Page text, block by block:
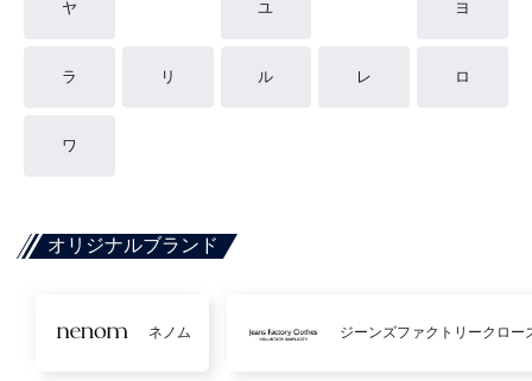
ヤ ユ ヨ
ラ リ ル レ ロ
ワ
オリジナルブランド
ネノム ジーンズファクトリークロー